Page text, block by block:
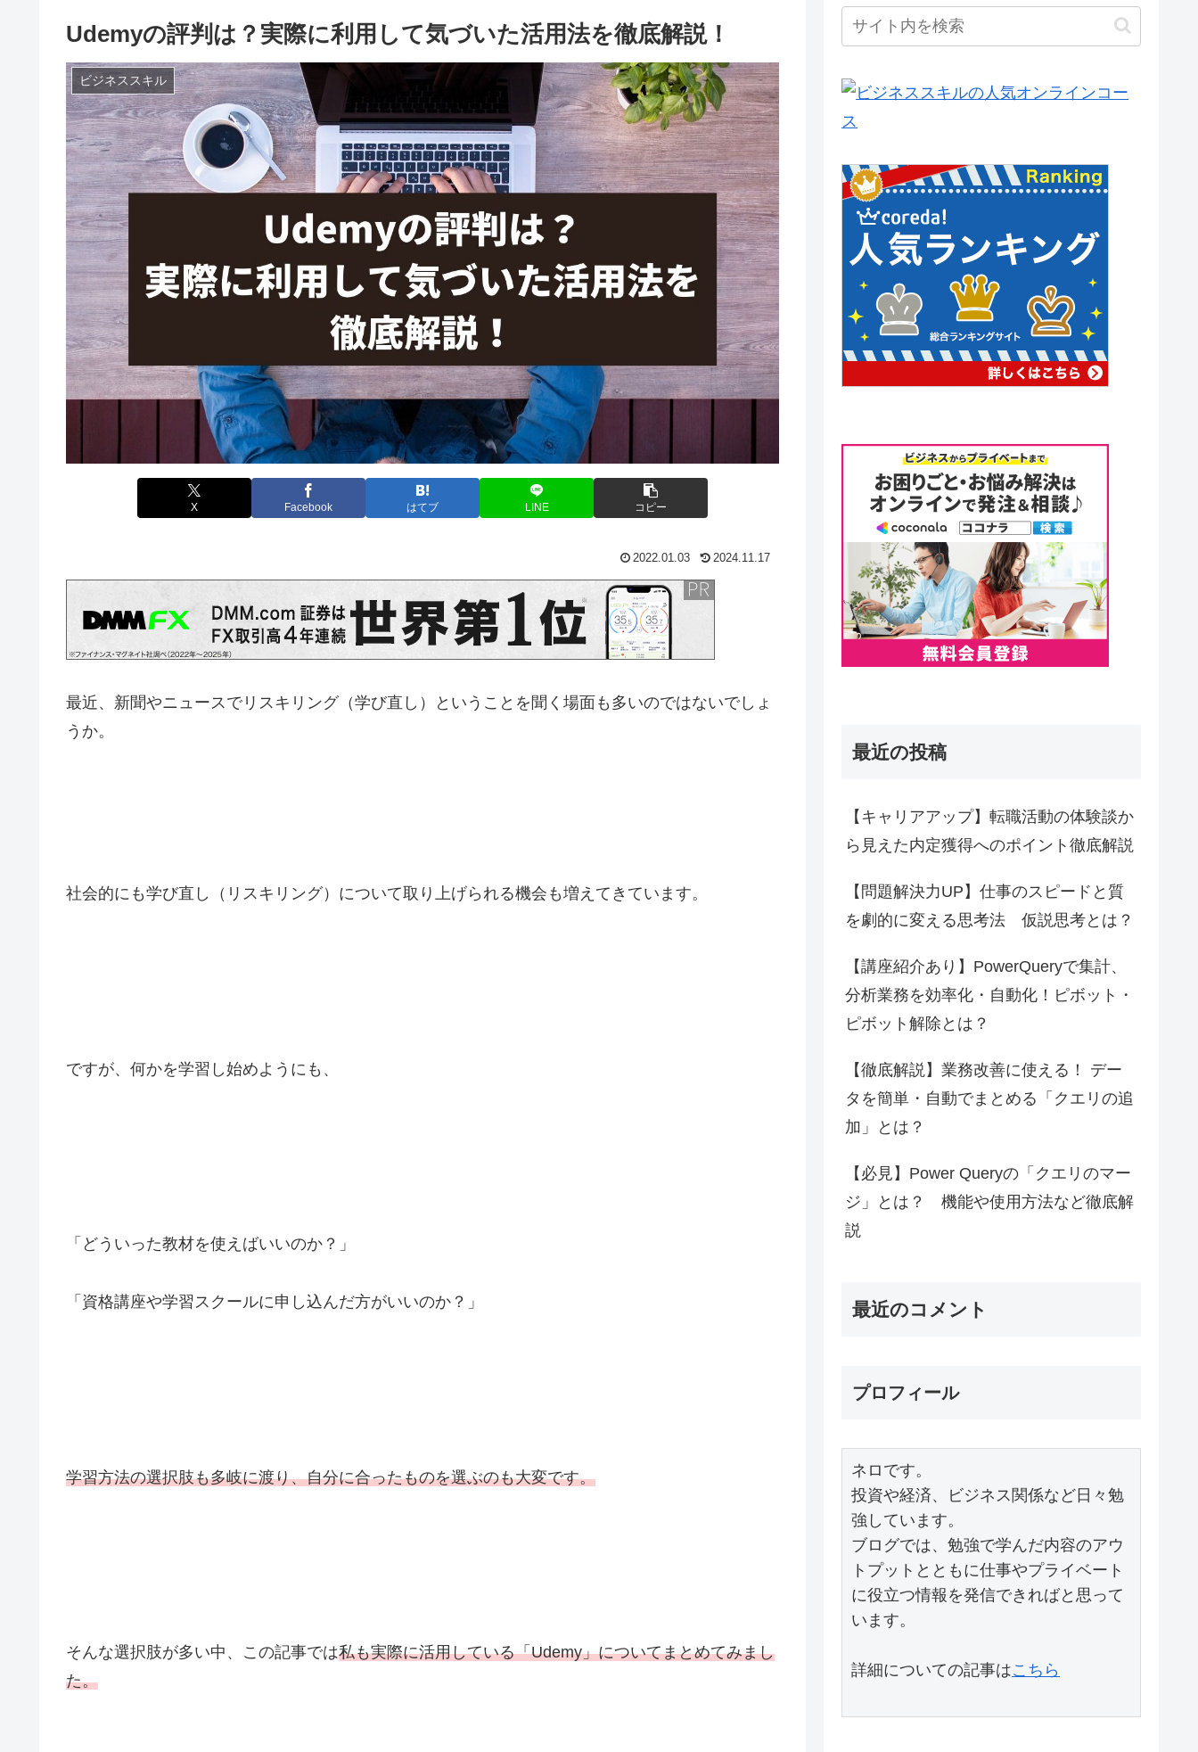
Udemyの評判は？実際に利用して気づいた活用法を徹底解説！
ビジネススキル
X Facebook はてブ LINE コピー
2022.01.03 2024.11.17
最近、新聞やニュースでリスキリング（学び直し）ということを聞く場面も多いのではないでしょ
うか。
社会的にも学び直し（リスキリング）について取り上げられる機会も増えてきています。
ですが、何かを学習し始めようにも、
「どういった教材を使えばいいのか？」
「資格講座や学習スクールに申し込んだ方がいいのか？」
学習方法の選択肢も多岐に渡り、自分に合ったものを選ぶのも大変です。
そんな選択肢が多い中、この記事では私も実際に活用している「Udemy」についてまとめてみまし
た。
最近の投稿
【キャリアアップ】転職活動の体験談か
ら見えた内定獲得へのポイント徹底解説
【問題解決力UP】仕事のスピードと質
を劇的に変える思考法 仮説思考とは？
【講座紹介あり】PowerQueryで集計、
分析業務を効率化・自動化！ピボット・
ピボット解除とは？
【徹底解説】業務改善に使える！ デー
タを簡単・自動でまとめる「クエリの追
加」とは？
【必見】Power Queryの「クエリのマー
ジ」とは？ 機能や使用方法など徹底解
説
最近のコメント
プロフィール
ネロです。
投資や経済、ビジネス関係など日々勉
強しています。
ブログでは、勉強で学んだ内容のアウ
トプットとともに仕事やプライベート
に役立つ情報を発信できればと思って
詳細についての記事はこちら